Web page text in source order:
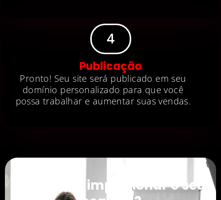
4
Publicação
Pronto! Seu site será publicado em seu
domínio personalizado para que você
possa trabalhar e aumentar suas vendas.
Você quer impulsionar o seu